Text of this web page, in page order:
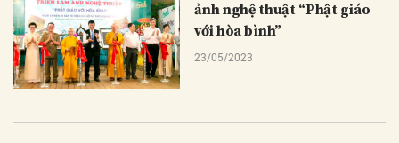
ảnh nghệ thuật “Phật giáo
với hòa bình”
23/05/2023